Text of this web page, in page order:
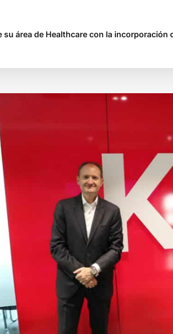
su área de Healthcare con la